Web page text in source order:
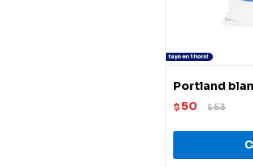
Portland
$50 $53